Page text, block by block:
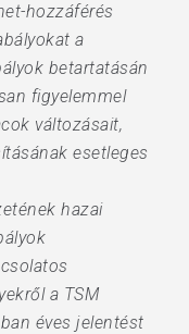
hozzáférés
a
betartatásán
figyelemmel
változásait,
esetleges
hazai
a TSM
éves jelentést